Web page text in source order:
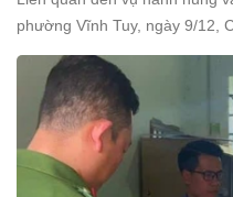
phường Vĩnh Tuy, ngày 9/12,
tố và bắt tạm giam Nguyễn
Diên, Hà Nội) để điều tra về